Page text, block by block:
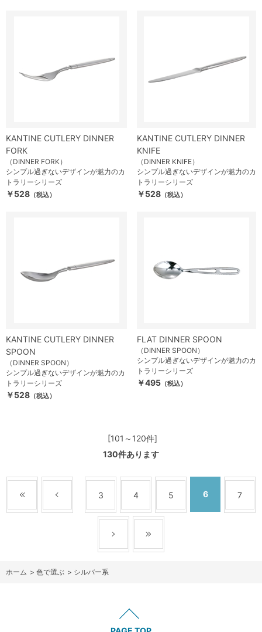
KANTINE CUTLERY DINNER
FORK
（DINNER FORK）
シンプル過ぎないデザインが魅力のカ
トラリーシリーズ
￥528 （税込）
KANTINE CUTLERY DINNER
KNIFE
（DINNER KNIFE）
シンプル過ぎないデザインが魅力のカ
トラリーシリーズ
￥528 （税込）
KANTINE CUTLERY DINNER
SPOON
（DINNER SPOON）
シンプル過ぎないデザインが魅力のカ
トラリーシリーズ
￥528 （税込）
FLAT DINNER SPOON
（DINNER SPOON）
シンプル過ぎないデザインが魅力のカ
トラリーシリーズ
￥495 （税込）
[101～120件]
130件あります
3 4 5 6 7
ホーム > 色で選ぶ > シルバー系